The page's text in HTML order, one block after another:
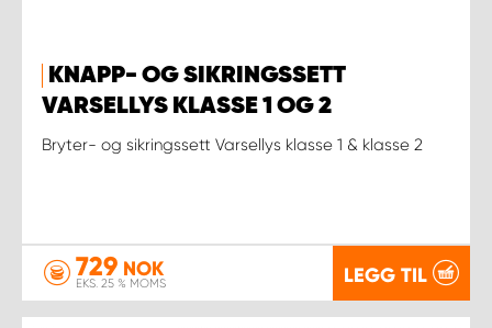
KNAPP- OG SIKRINGSSETT
VARSELLYS KLASSE 1 OG 2
Bryter- og sikringssett Varsellys klasse 1 & klasse 2
729 NOK
EKS. 25 % MOMS LEGG TIL